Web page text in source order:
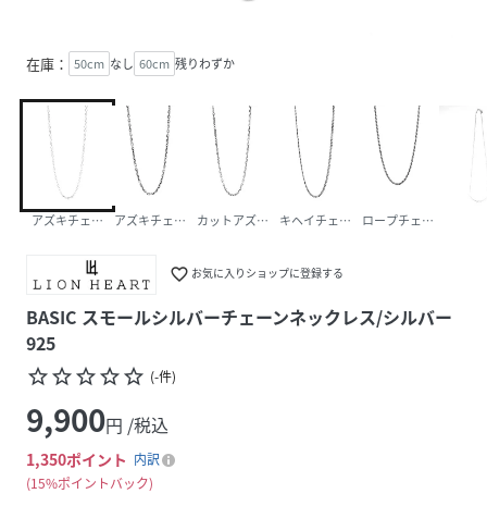
在庫： 50cm なし 60cm 残りわずか
アズキチェーン アズキチェーン（いぶし）カットアズキチェーン（いぶし）
キヘイチェーン（いぶし仕上げ）
ロープチェーン（いぶ
favorite_border お気に入りショップに登録する
BASIC スモールシルバーチェーンネックレス/シルバー
925
star_borderstar_borderstar_borderstar_borderstar_border (-件)
9,900円 /税込
1,350ポイント 内訳
15%ポイントバック